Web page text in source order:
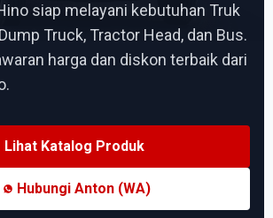
siap melayani kebutuhan Truk
Truck, Tractor Head, dan Bus.
harga dan diskon terbaik dari
Lihat Katalog Produk
Hubungi Anton (WA)